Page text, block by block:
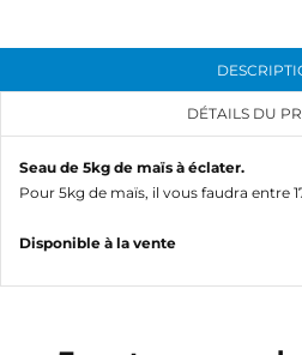
DÉTAILS DU
Seau de 5kg de maïs à éclater.
Pour 5kg de maïs, il vous faudra entre
Disponible à la vente
MES LISTES
CRÉER UNE LISTE
NOM DE LA LISTE D'ENVIES
CONNEXION
Vous devez être connecté
à votre liste d'envies.
Annuler